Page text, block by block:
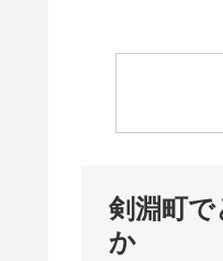
剣淵町
か